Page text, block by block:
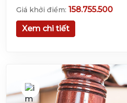
Giá khởi điểm: 158.755.500
Xem chi tiết